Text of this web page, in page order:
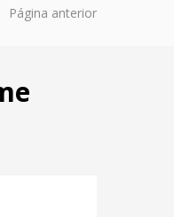
Página anterior